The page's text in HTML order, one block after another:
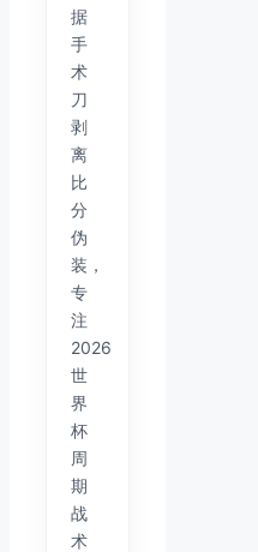
据
手
术
刀
剥
离
比
分
伪
装，
专
注
2026
世
界
杯
周
期
战
术